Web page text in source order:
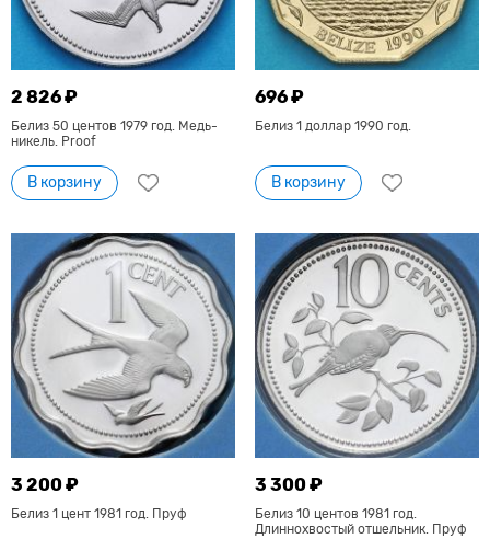
2 826 ₽
Белиз 50 центов 1979 год. Медь-
никель. Proof
В корзину
696 ₽
Белиз 1 доллар 1990 год.
В корзину
3 200 ₽
Белиз 1 цент 1981 год. Пруф
3 300 ₽
Белиз 10 центов 1981 год.
Длиннохвостый отшельник. Пруф